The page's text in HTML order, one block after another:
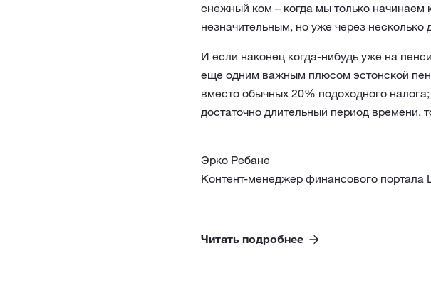
снежный ком – когда мы только начинаем
незначительным, но уже через
И если наконец когда-нибудь уже на
еще одним важным плюсом эстонской
вместо обычных 20% подоходного
достаточно длительный период времени,
Эрко Ребане
Контент-менеджер финансового портала
Читать подробнее